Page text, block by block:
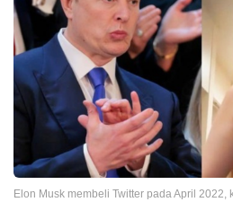
Elon Musk membeli Twitter pada April